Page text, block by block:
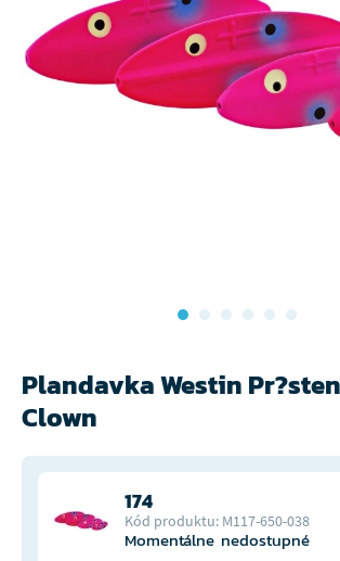
Plandavka Westin
Clown
174
Kód produktu: M117-650-038
Momentálne nedostupné